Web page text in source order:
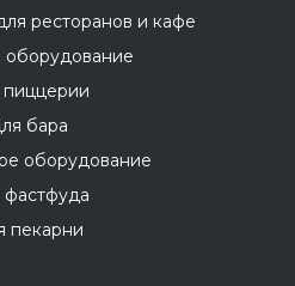
ресторанов и кафе
оборудование
бара
оборудование
фастфуда
пекарни